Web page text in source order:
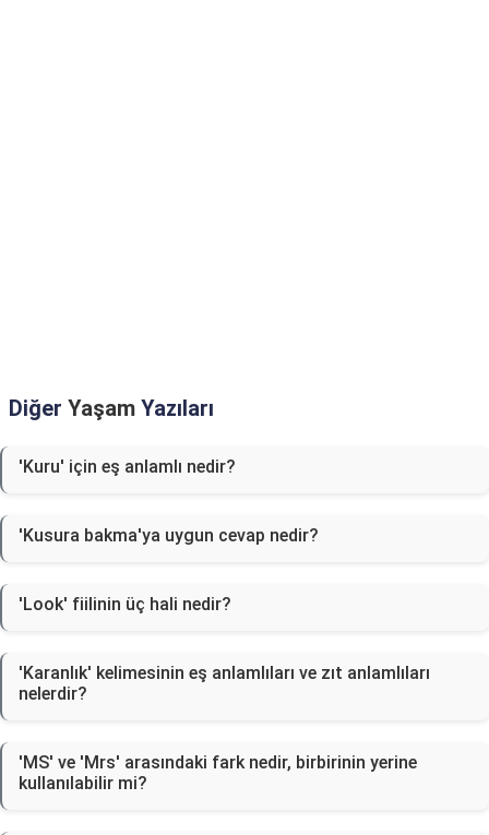
Diğer Yaşam Yazıları
'Kuru' için eş anlamlı nedir?
'Kusura bakma'ya uygun cevap nedir?
'Look' fiilinin üç hali nedir?
'Karanlık' kelimesinin eş anlamlıları ve zıt anlamlıları
nelerdir?
'MS' ve 'Mrs' arasındaki fark nedir, birbirinin yerine
kullanılabilir mi?